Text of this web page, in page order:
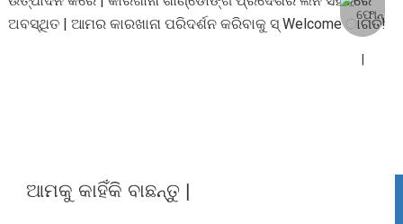
ଅବସ୍ଥିତ | ଆମର କାରଖାନା ପରିଦର୍ଶନ କରିବାକୁ ସ୍ Welcome ାଗତ!
ଆମକୁ କାହିଁକି ବାଛନ୍ତୁ |